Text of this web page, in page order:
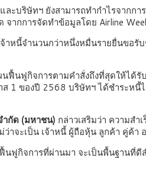
ริษัทฯ ยังสามารถทำกำไรจากกา
ากการจัดทำข้อมูลโดย Airline
หนี้จำนวนกว่าหนึ่งหมื่นรายยื่นข
ฟื้นฟูกิจการตามคำสั่งถึงที่สุดให้ไ
1 ของปี 2568 บริษัทฯ ได้ชำระ
ำกัด (มหาชน) กล่าวเสริมว่า ความส
าจะเป็น เจ้าหนี้ ผู้ถือหุ้น ลูกค้า คู่
กิจการที่ผ่านมา จะเป็นพื้นฐานที่ดี